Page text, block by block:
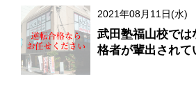
2021年08月11日(水)
武田塾福山校で
格者が輩出されて